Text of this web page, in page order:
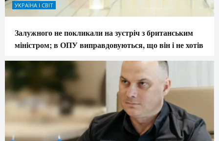
УКРАЇНА І СВІТ
Залужного не покликали на зустріч з британським
міністром; в ОПУ виправдовуються, що він і не хотів